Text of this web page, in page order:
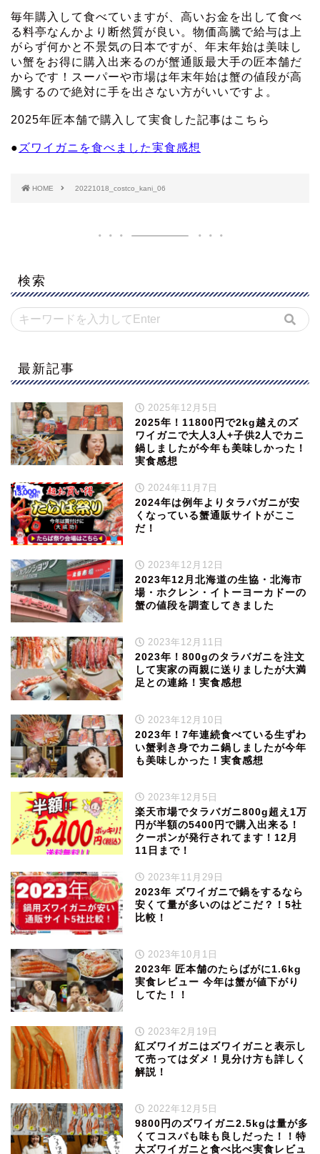
毎年購入して食べていますが、高いお金を出して食べ
る料亭なんかより断然質が良い。物価高騰で給与は上
がらず何かと不景気の日本ですが、年末年始は美味し
い蟹をお得に購入出来るのが蟹通販最大手の匠本舗だ
からです！スーパーや市場は年末年始は蟹の値段が高
騰するので絶対に手を出さない方がいいですよ。
2025年匠本舗で購入して実食した記事はこちら
● ズワイガニを食べました実食感想
HOME 20221018_costco_kani_06
検索
最新記事
2025年12月5日
2025年！11800円で2kg越えのズ
ワイガニで大人3人+子供2人でカニ
鍋しましたが今年も美味しかった！
実食感想
2024年11月7日
2024年は例年よりタラバガニが安
くなっている蟹通販サイトがここ
だ！
2023年12月12日
2023年12月北海道の生協・北海市
場・ホクレン・イトーヨーカドーの
蟹の値段を調査してきました
2023年12月11日
2023年！800gのタラバガニを注文
して実家の両親に送りましたが大満
足との連絡！実食感想
2023年12月10日
2023年！7年連続食べている生ずわ
い蟹剥き身でカニ鍋しましたが今年
も美味しかった！実食感想
2023年12月5日
楽天市場でタラバガニ800g超え1万
円が半額の5400円で購入出来る！
クーポンが発行されてます！12月
11日まで！
2023年11月29日
2023年 ズワイガニで鍋をするなら
安くて量が多いのはどこだ？！5社
比較！
2023年10月1日
2023年 匠本舗のたらばがに1.6kg
実食レビュー 今年は蟹が値下がり
してた！！
2023年2月19日
紅ズワイガニはズワイガニと表示し
て売ってはダメ！見分け方も詳しく
解説！
2022年12月5日
9800円のズワイガニ2.5kgは量が多
くてコスパも味も良しだった！！特
大ズワイガニと食べ比べ実食レビュ